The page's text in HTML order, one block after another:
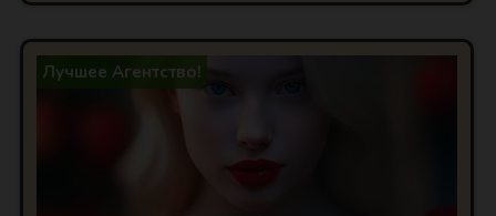
Лучшее Агентство!